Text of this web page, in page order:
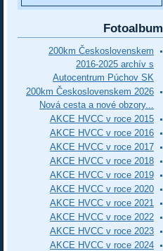
Fotoalbum
200km Československem
2016-2025 archív s
Autocentrum Púchov SK
200km Československem 2026
Nová cesta a nové obzory...
AKCE HVCC v roce 2015
AKCE HVCC v roce 2016
AKCE HVCC v roce 2017
AKCE HVCC v roce 2018
AKCE HVCC v roce 2019
AKCE HVCC v roce 2020
AKCE HVCC v roce 2021
AKCE HVCC v roce 2022
AKCE HVCC v roce 2023
AKCE HVCC v roce 2024